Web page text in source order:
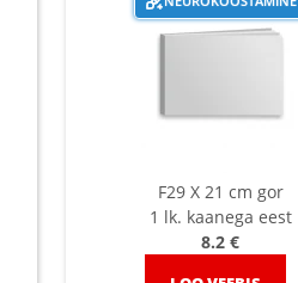
F29 X 21 cm gor
1 lk. kaanega eest
8.2 €